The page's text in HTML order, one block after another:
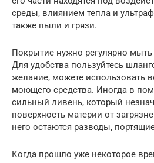
среды, влиянием тепла и
также пыли и грязи.
Покрытие нужно регулярно
Для удобства пользуйтесь
желание, можете использовать
моющего средства. Иногда в
сильный ливень, который
поверхность материи от
него остаются разводы,
Когда прошло уже некоторое